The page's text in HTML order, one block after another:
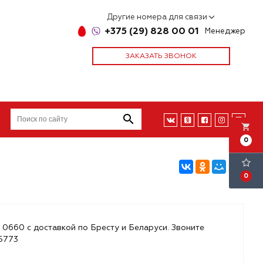
Другие номера для связи
+375 (29) 828 00 01 Менеджер
ЗАКАЗАТЬ ЗВОНОК
local_grocery_store
0
0
с доставкой по Бресту и Беларуси. Звоните